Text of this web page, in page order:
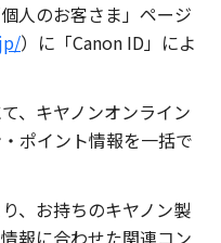
人のお客さま」ページ
）に「Canon ID」によ
、キヤノンオンライン
ポイント情報を一括で
、お持ちのキヤノン製